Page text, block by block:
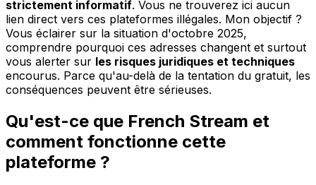
strictement informatif. Vous ne trouverez ici aucun
lien direct vers ces plateformes illégales. Mon objectif ?
Vous éclairer sur la situation d'octobre 2025,
comprendre pourquoi ces adresses changent et surtout
vous alerter sur les risques juridiques et techniques
encourus. Parce qu'au-delà de la tentation du gratuit, les
conséquences peuvent être sérieuses.
Qu'est-ce que French Stream et
comment fonctionne cette
plateforme ?